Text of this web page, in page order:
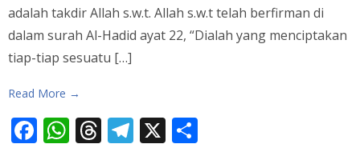
adalah takdir Allah s.w.t. Allah s.w.t telah berfirman di
dalam surah Al-Hadid ayat 22, “Dialah yang menciptakan
tiap-tiap sesuatu […]
Read More →
Facebook
WhatsApp
Threads
Telegram
X